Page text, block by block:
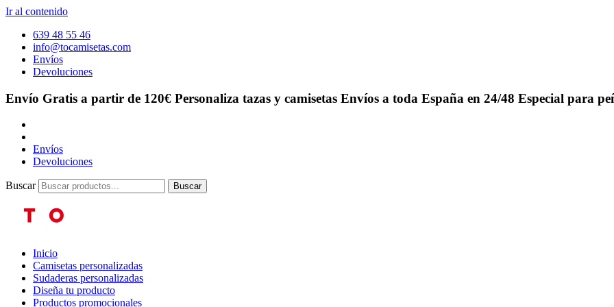
Ir al contenido
639 48 55 46
info@tocamisetas.com
Envíos
Devoluciones
Envío Gratis a partir de 120€ Personaliza tazas y camisetas Envíos a toda España en 24/48 Especial para
Envíos
Devoluciones
Buscar Buscar
Inicio
Camisetas personalizadas
Sudaderas personalizadas
Diseña tu producto
Productos promocionales